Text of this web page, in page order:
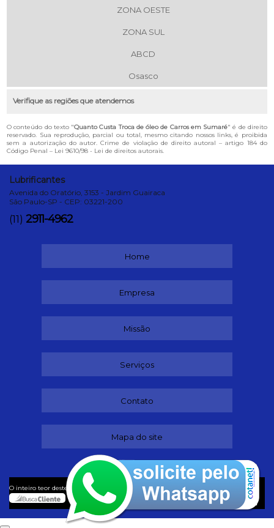
ZONA OESTE
ZONA SUL
ABCD
Osasco
Verifique as regiões que atendemos
O conteúdo do texto "Quanto Custa Troca de óleo de Carros em Sumaré" é de direito
reservado. Sua reprodução, parcial ou total, mesmo citando nossos links, é proibida
sem a autorização do autor. Crime de violação de direito autoral – artigo 184 do
Código Penal – Lei 9610/98 - Lei de direitos autorais.
Lubrificantes
Avenida do Oratório, 3153 - Jardim Guairaca
São Paulo-SP - CEP: 03221-200
(11) 2911-4962
Home
Empresa
Missão
Serviços
Contato
Mapa do site
O inteiro teor deste site está sujeito à proteção de direitos autorais. Copyright
Lubrificantes (Lei 9610 de 19/02/1998)